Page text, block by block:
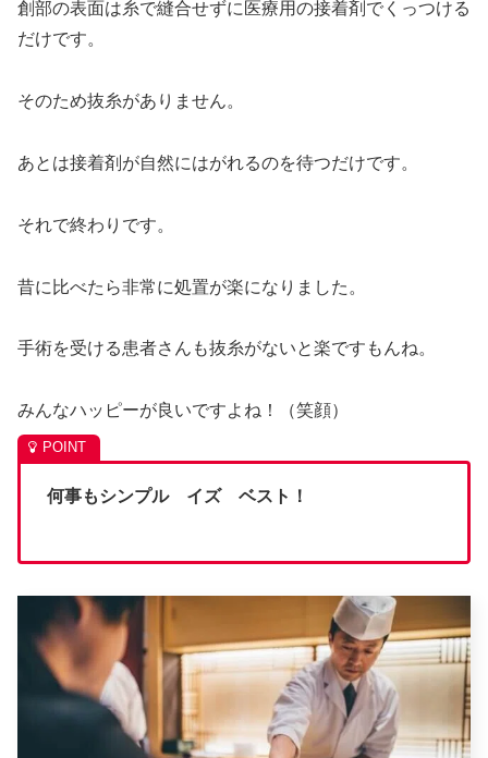
創部の表面は糸で縫合せずに医療用の接着剤でくっつける
だけです。
そのため抜糸がありません。
あとは接着剤が自然にはがれるのを待つだけです。
それで終わりです。
昔に比べたら非常に処置が楽になりました。
手術を受ける患者さんも抜糸がないと楽ですもんね。
みんなハッピーが良いですよね！（笑顔）
何事もシンプル イズ ベスト！